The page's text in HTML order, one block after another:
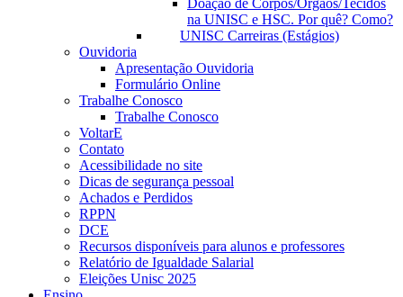
Doação de Corpos/Órgãos/Tecidos
na UNISC e HSC. Por quê? Como?
UNISC Carreiras (Estágios)
Ouvidoria
Apresentação Ouvidoria
Formulário Online
Trabalhe Conosco
Trabalhe Conosco
VoltarE
Contato
Acessibilidade no site
Dicas de segurança pessoal
Achados e Perdidos
RPPN
DCE
Recursos disponíveis para alunos e professores
Relatório de Igualdade Salarial
Eleições Unisc 2025